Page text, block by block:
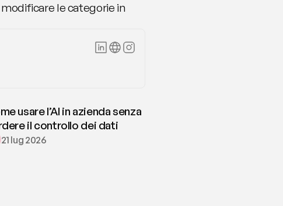
le categorie in
usare l’AI in azienda senza
il controllo dei dati
21 lug 2026